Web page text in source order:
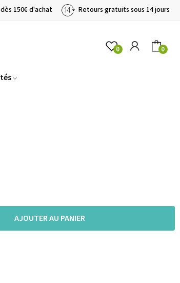
150€ d'achat Retours gratuits sous 14 jours
0 0
AJOUTER AU PANIER